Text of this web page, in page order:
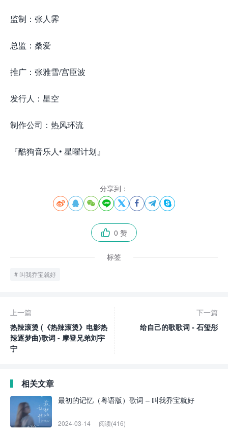
监制：张人霁
总监：桑爱
推广：张雅雪/宫臣波
发行人：星空
制作公司：热风环流
『酷狗音乐人• 星曜计划』
分享到：
       
 0 赞
标签
叫我乔宝就好
上一篇
热辣滚烫 (《热辣滚烫》电影热
辣逐梦曲)歌词 - 摩登兄弟刘宇
宁
下一篇
给自己的歌歌词 - 石玺彤
相关文章
最初的记忆（粤语版）歌词 – 叫我乔宝就好
2024-03-14 阅读(416)